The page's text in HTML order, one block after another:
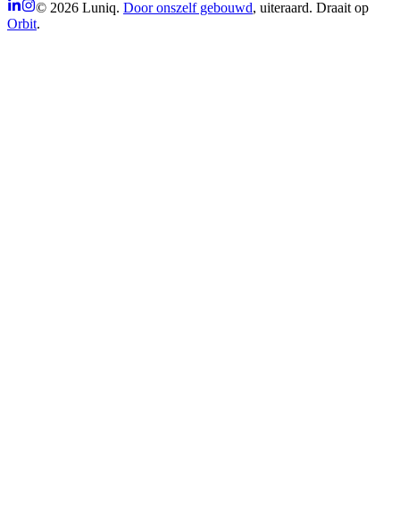
© 2026 Luniq. Door onszelf gebouwd, uiteraard. Draait op
Orbit.